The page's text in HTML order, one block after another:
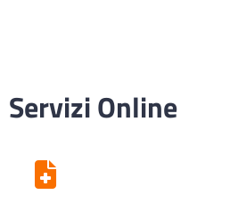
Servizi Online